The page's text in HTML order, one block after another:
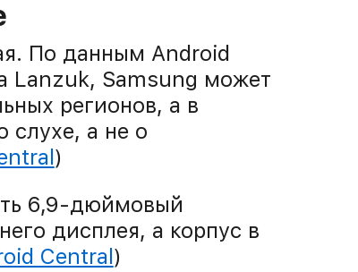
По данным Android
Lanzuk, Samsung может
регионов, а в
слухе, а не о
)
6,9-дюймовый
дисплея, а корпус в
Central)